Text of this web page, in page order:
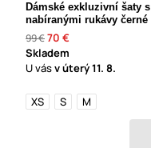
Dámské exkluzivní šaty s
nabíranými rukávy černé
99 €70 €
Skladem
U vásv úterý11. 8.
XS S M